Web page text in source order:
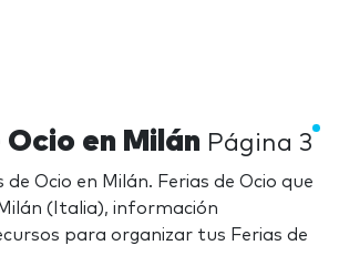
Ocio en Milán Página 3
de Ocio en Milán. Ferias de Ocio que
(Italia), información
para organizar tus Ferias de